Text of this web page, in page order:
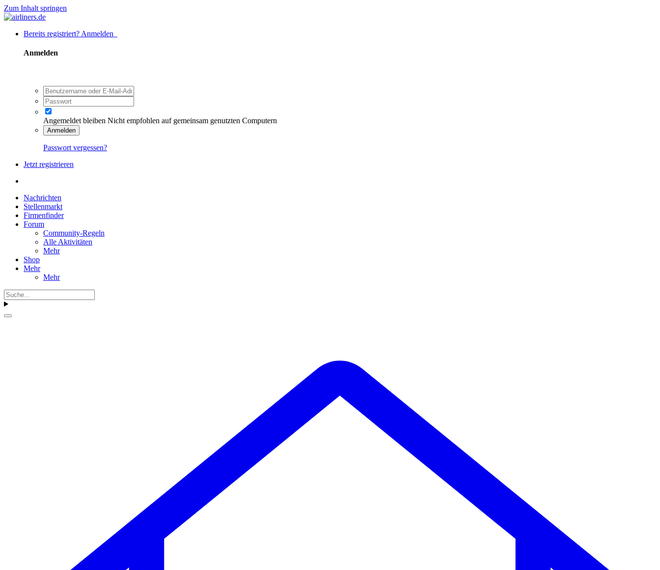
Zum Inhalt springen
Bereits registriert? Anmelden
Anmelden
Angemeldet bleiben Nicht empfohlen auf gemeinsam genutzten Computern
Anmelden
Passwort vergessen?
Jetzt registrieren
Nachrichten
Stellenmarkt
Firmenfinder
Forum
Community-Regeln
Alle Aktivitäten
Mehr
Shop
Mehr
Mehr